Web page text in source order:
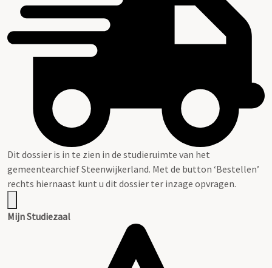
Dit dossier is in te zien in de studieruimte van het
gemeentearchief Steenwijkerland. Met de button ‘Bestellen’
rechts hiernaast kunt u dit dossier ter inzage opvragen.
Mijn Studiezaal